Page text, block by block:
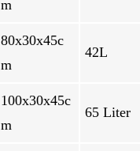
m
80x30x45c
m
42L
100x30x45c
m
65 Liter